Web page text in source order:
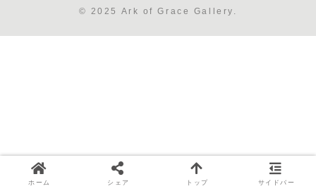
© 2025 Ark of Grace Gallery.
ホーム シェア トップ サイドバー